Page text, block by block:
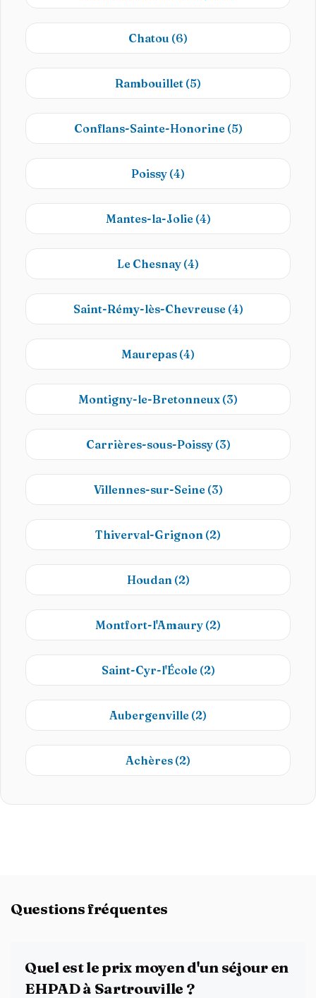
Chatou (6)
Rambouillet (5)
Conflans-Sainte-Honorine (5)
Poissy (4)
Mantes-la-Jolie (4)
Le Chesnay (4)
Saint-Rémy-lès-Chevreuse (4)
Maurepas (4)
Montigny-le-Bretonneux (3)
Carrières-sous-Poissy (3)
Villennes-sur-Seine (3)
Thiverval-Grignon (2)
Houdan (2)
Montfort-l'Amaury (2)
Saint-Cyr-l'École (2)
Aubergenville (2)
Achères (2)
Questions fréquentes
Quel est le prix moyen d'un séjour en
EHPAD à Sartrouville ?